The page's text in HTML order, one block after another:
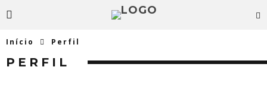
Início Perfil
PERFIL